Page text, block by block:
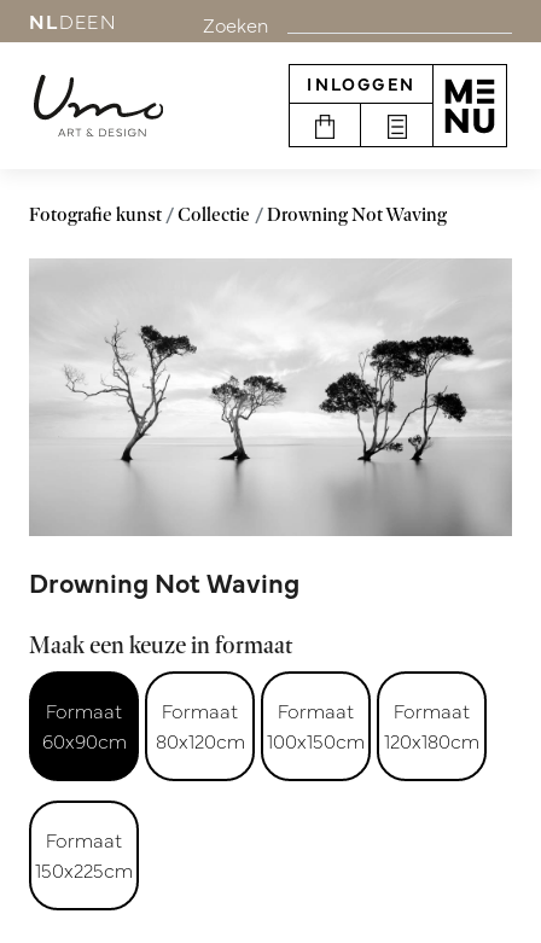
NLDEEN Zoeken
INLOGGEN
Fotografie kunst Collectie Drowning Not Waving
Drowning Not Waving
Maak een keuze in formaat
Formaat
60x90cm
Formaat
80x120cm
Formaat
100x150cm
Formaat
120x180cm
Formaat
150x225cm